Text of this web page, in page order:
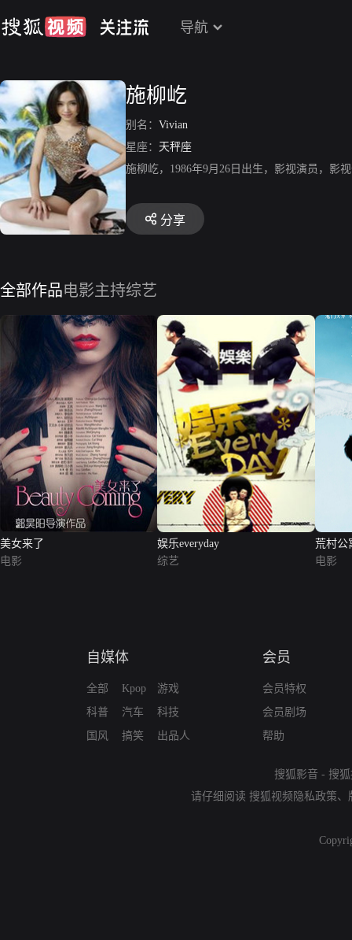
导航
施柳屹
别名： Vivian
星座： 天秤座
施柳屹，1986年9月26日出生，影视演员，影
分享
全部作品电影主持综艺
美女来了
电影
娱乐everyday
综艺
荒村公
电影
自媒体
全部
科普
国风
Kpop
汽车
搞笑
游戏
科技
出品人
会员
会员特权
会员剧场
帮助
搜狐影音 - 搜
请仔细阅读 搜狐视频隐私政策、